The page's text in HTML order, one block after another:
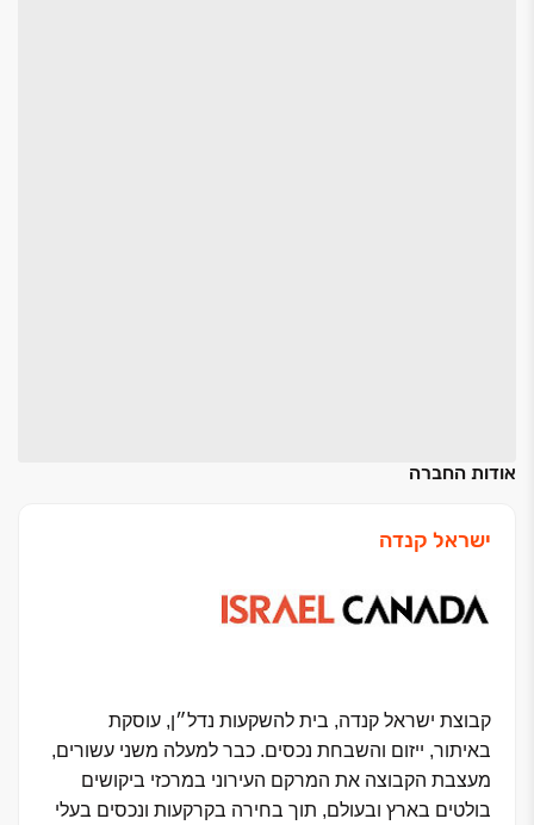
אודות החברה
ישראל קנדה
קבוצת ישראל קנדה, בית להשקעות נדל״ן, עוסקת
באיתור, ייזום והשבחת נכסים. כבר למעלה משני עשורים,
מעצבת הקבוצה את המרקם העירוני במרכזי ביקושים
בולטים בארץ ובעולם, תוך בחירה בקרקעות ונכסים בעלי